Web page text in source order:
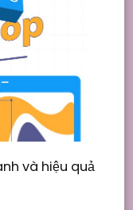
và hiệu quả